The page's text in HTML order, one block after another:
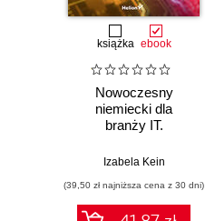
książka ebook
Nowoczesny
niemiecki dla
branży IT.
przykłady i
Izabela Kein
(39,50 zł najniższa cena z 30 dni)